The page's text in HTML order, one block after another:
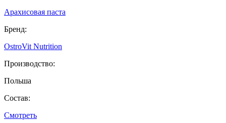
Арахисовая паста
Бренд:
OstroVit Nutrition
Производство:
Польша
Состав:
Смотреть